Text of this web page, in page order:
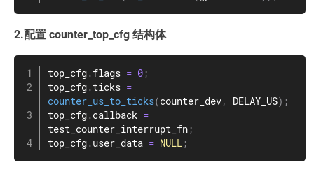
2.配置 counter_top_cfg 结构体
top_cfg.flags = 0 ;
top_cfg.ticks =
counter_us_to_ticks(counter_dev, DELAY_US) ;
top_cfg.callback =
test_counter_interrupt_fn ;
top_cfg.user_data = NULL ;